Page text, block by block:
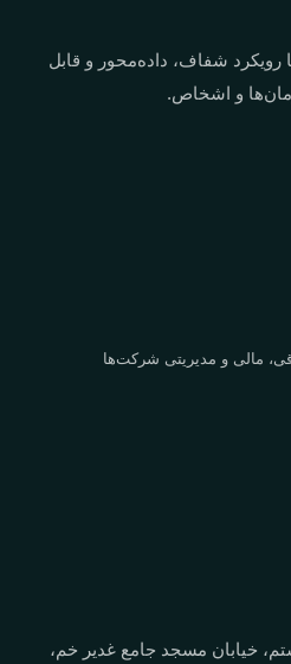
شفاف، داده‌محور و قابل
و اشخاص.
مالی و مدیریتی شرکت‌ها
خیابان مسجد جامع غدیر خم،